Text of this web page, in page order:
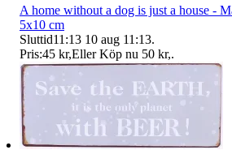
A home without a dog is just a house -
5x10 cm
Sluttid11:13 10 aug 11:13.
Pris:45 kr,Eller Köp nu 50 kr,.